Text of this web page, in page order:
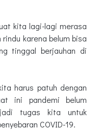
kita lagi-lagi merasa
karena belum bisa
tinggal berjauhan di
harus patuh dengan
ini pandemi belum
tugas kita untuk
COVID-19.